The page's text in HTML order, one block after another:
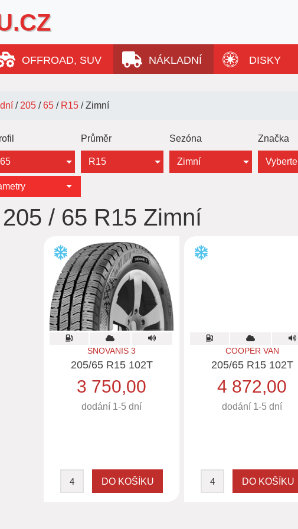
OFFROAD, SUV NÁKLADNÍ DISKY
/ 205 /65 / R15 /Zimní
65
Průměr
R15
Sezóna
Zimní
Značka
Vyberte
/ 65 R15 Zimní
SNOVANIS 3
205/65 R15 102T
3 750,00
dodání 1-5 dní
COOPER VAN
205/65 R15 102T
4 872,00
dodání 1-5 dní